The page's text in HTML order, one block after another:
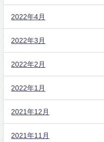
2022年4月
2022年3月
2022年2月
2022年1月
2021年12月
2021年11月